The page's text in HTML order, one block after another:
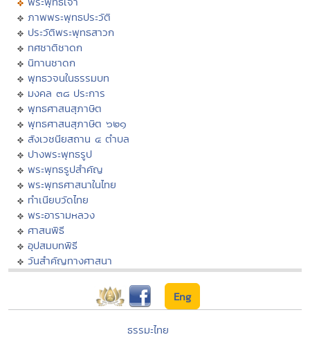
ภาพพระพุทธประวัติ
ประวัติพระพุทธสาวก
ทศชาติชาดก
นิทานชาดก
พุทธวจนในธรรมบท
มงคล ๓๘ ประการ
พุทธศาสนสุภาษิต
พุทธศาสนสุภาษิต ๖๒๑
สังเวชนียสถาน ๔ ตำบล
ปางพระพุทธรูป
พระพุทธรูปสำคัญ
พระพุทธศาสนาในไทย
ทำเนียบวัดไทย
พระอารามหลวง
ศาสนพิธี
อุปสมบทพิธี
วันสำคัญทางศาสนา
Eng
ธรรมะไทย